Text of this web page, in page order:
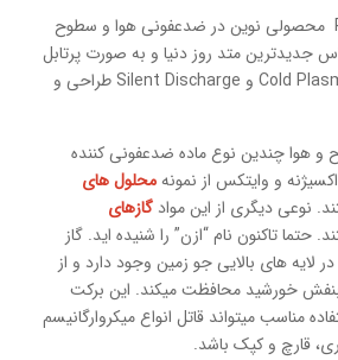
میکروپاک مدل PTK-50 محصولی نوین در ضدعفونی هوا و سطوح
جدیدترین متد روز دنیا و به صورت پرتابل
و بر اساس تکنولوژی Cold Plasma و Silent Discharge طراحی و
هوا چندین نوع ماده ضدعفونی کننده
و وایتکس از نمونهمحلول های
نوعی دیگری از این مواد گازهای
حتما تاکنون نام “ازن” را شنیده اید. گاز
لایه های بالایی جو زمین وجود دارد و از
خورشید محافظت میکند. این برکت
مناسب میتواند قاتل انواع میکروارگانیسم
قارچ و کپک باشد.